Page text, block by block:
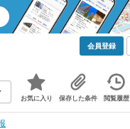
会員登録
お気に入り 保存した条件 閲覧履歴